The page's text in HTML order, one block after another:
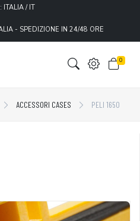
ITALIA / IT
- SPEDIZIONE IN 24/48 ORE
0
ACCESSORI CASES PELI 1650